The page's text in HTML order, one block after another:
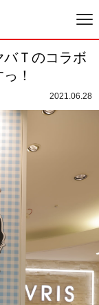
バＴのコラボ
！
2021.06.28